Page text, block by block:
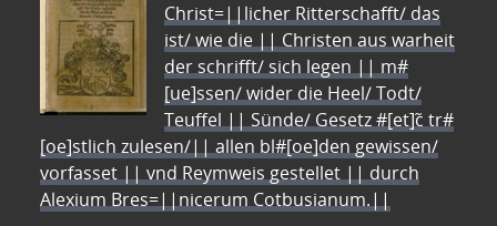
Christ=||licher Ritterschafft/ das
ist/ wie die || Christen aus warheit
der schrifft/ sich legen || m#
[ue]ssen/ wider die Heel/ Todt/
Teuffel || Sünde/ Gesetz #[et]c̃ tr#
[oe]stlich zulesen/|| allen bl#[oe]den gewissen/
vorfasset || vnd Reymweis gestellet || durch
Alexium Bres=||nicerum Cotbusianum.||